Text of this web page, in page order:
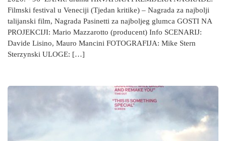
Filmski festival u Veneciji (Tjedan kritike) – Nagrada za najbolji
talijanski film, Nagrada Pasinetti za najboljeg glumca GOSTI NA
PROJEKCIJI: Mario Mazzarotto (producent) Info SCENARIJ:
Davide Lisino, Mauro Mancini FOTOGRAFIJA: Mike Stern
Sterzynski ULOGE: […]